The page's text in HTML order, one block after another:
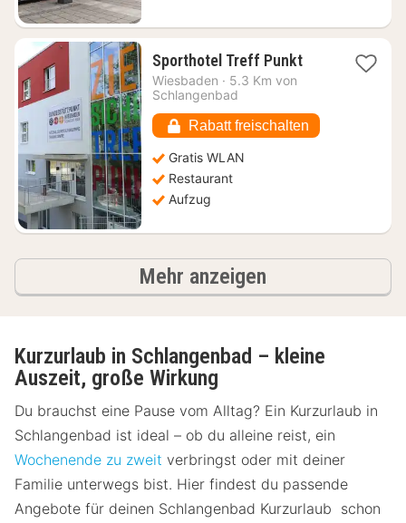
Sporthotel Treff Punkt1
€
Wiesbaden · 5.3 Km von
Schlangenbad
Rabatt freischalten
Gratis WLAN
Restaurant
Aufzug
Mehr anzeigen
Kurzurlaub in Schlangenbad – kleine
Auszeit, große Wirkung
Du brauchst eine Pause vom Alltag? Ein Kurzurlaub in
Schlangenbad ist ideal – ob du alleine reist, ein
Wochenende zu zweit verbringst oder mit deiner
Familie unterwegs bist. Hier findest du passende
Angebote für deinen Schlangenbad Kurzurlaub schon